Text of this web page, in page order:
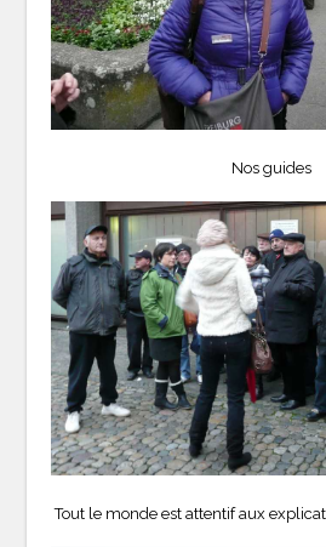
Nos guides
Tout le monde est attentif aux